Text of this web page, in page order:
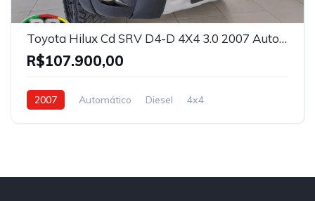
Toyota Hilux Cd SRV D4-D 4X4 3.0 2007 Automática
R$107.900,00
2007 Automático Diesel 4x4